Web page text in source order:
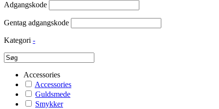
Adgangskode
Gentag adgangskode
Kategori -
Accessories
Accessories
Guldsmede
Smykker